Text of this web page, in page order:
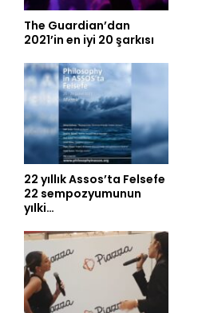
The Guardian’dan
2021’in en iyi 20 şarkısı
22 yıllık Assos’ta Felsefe
22 sempozyumunun
yılki…